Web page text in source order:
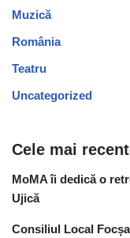
Muzică
România
Teatru
Uncategorized
Cele mai
MoMA îi dedică o
Ujică
Consiliul Local